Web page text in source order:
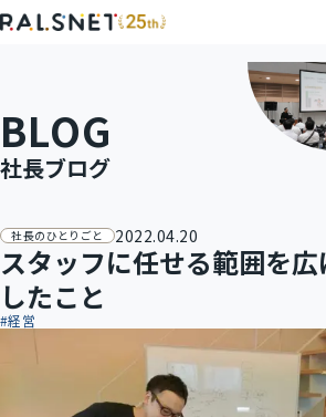
社長ブログ
BLOG
社長のひとりごと 2022.04.20
スタッフに任せる範囲を
したこと
#経営